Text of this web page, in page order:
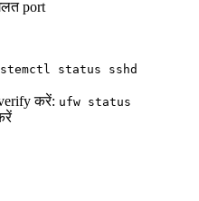
port
status sshd
करें: ufw status